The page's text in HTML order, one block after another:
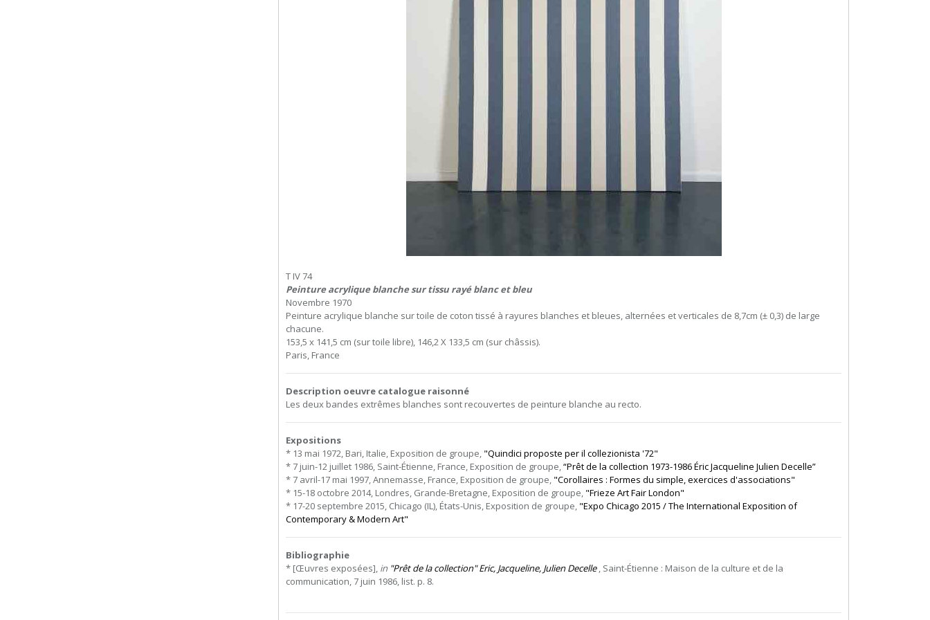
T IV 74
Peinture acrylique blanche sur tissu rayé blanc et bleu
Novembre 1970
Peinture acrylique blanche sur toile de coton tissé à rayures blanches et bleues, alternées et verticales de 8,7cm (± 0,3) de large
chacune.
153,5 x 141,5 cm (sur toile libre), 146,2 X 133,5 cm (sur châssis).
Paris, France
Description oeuvre catalogue raisonné
Les deux bandes extrêmes blanches sont recouvertes de peinture blanche au recto.
Expositions
* 13 mai 1972, Bari, Italie, Exposition de groupe, "Quindici proposte per il collezionista '72"
* 7 juin-12 juillet 1986, Saint-Étienne, France, Exposition de groupe,“Prêt de la collection 1973-1986 Éric Jacqueline Julien Decelle”
* 7 avril-17 mai 1997, Annemasse, France, Exposition de groupe, "Corollaires : Formes du simple, exercices d'associations"
* 15-18 octobre 2014, Londres, Grande-Bretagne, Exposition de groupe, "Frieze Art Fair London"
* 17-20 septembre 2015, Chicago (IL), États-Unis, Exposition de groupe, "Expo Chicago 2015 / The International Exposition of
Contemporary & Modern Art"
Bibliographie
* [Œuvres exposées], in "Prêt de la collection" Eric, Jacqueline, Julien Decelle, Saint-Étienne : Maison de la culture et de la
communication, 7 juin 1986, list. p. 8.